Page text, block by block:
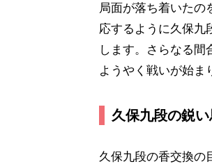
局面が落ち着いたの
応するように久保九
します。さらなる間
ようやく戦いが始ま
久保九段の鋭い
久保九段の香交換の